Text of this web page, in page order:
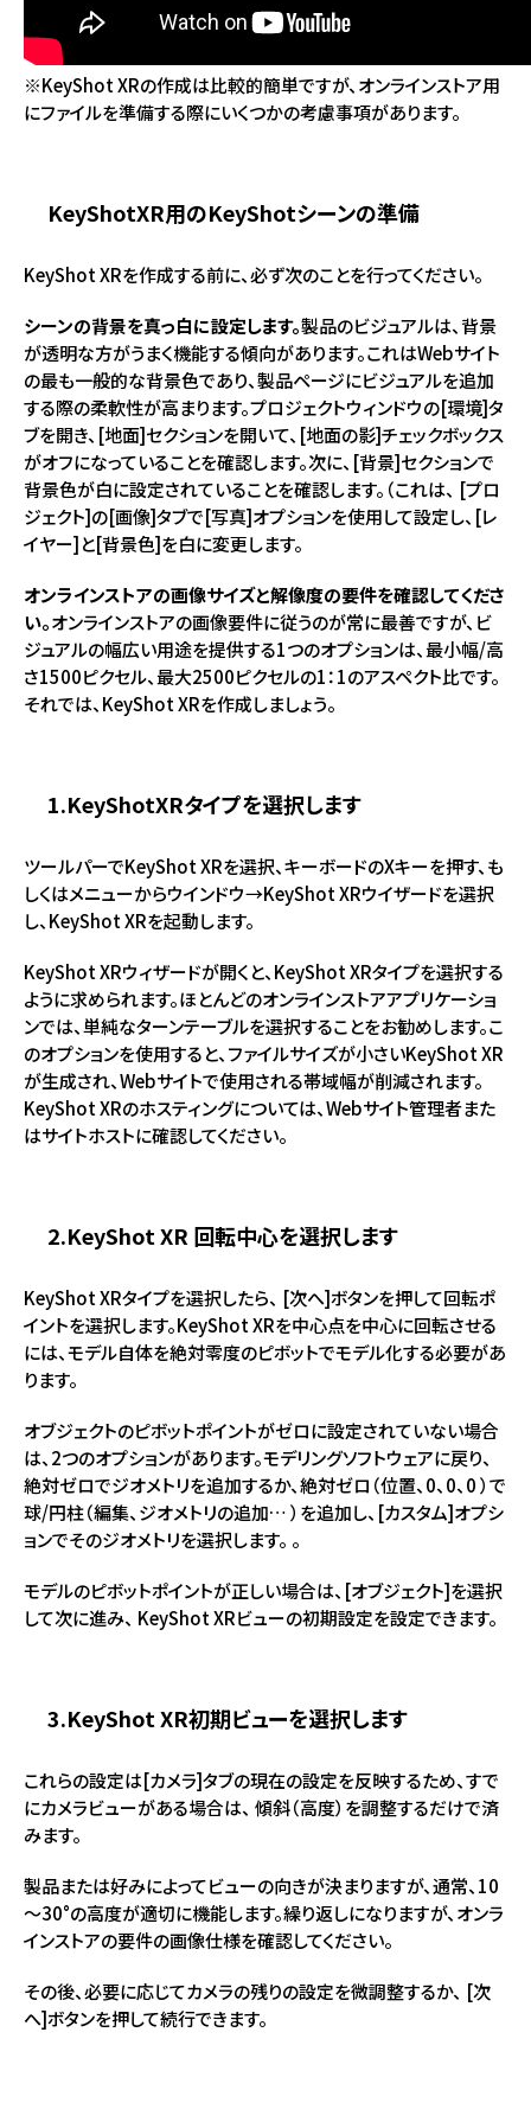
※KeyShot XRの作成は比較的簡単ですが、オンラインストア用
にファイルを準備する際にいくつかの考慮事項があります。
KeyShotXR用のKeyShotシーンの準備
KeyShot XRを作成する前に、必ず次のことを行ってください。
シーンの背景を真っ白に設定します。製品のビジュアルは、背景
が透明な方がうまく機能する傾向があります。これはWebサイト
の最も一般的な背景色であり、製品ページにビジュアルを追加
する際の柔軟性が高まります。プロジェクトウィンドウの[環境]タ
ブを開き、[地面]セクションを開いて、[地面の影]チェックボックス
がオフになっていることを確認します。次に、[背景]セクションで
背景色が白に設定されていることを確認します。（これは、 [プロ
ジェクト]の[画像]タブで[写真]オプションを使用して設定し、[レ
イヤー]と[背景色]を白に変更します。
オンラインストアの画像サイズと解像度の要件を確認してくださ
い。オンラインストアの画像要件に従うのが常に最善ですが、ビ
ジュアルの幅広い用途を提供する1つのオプションは、最小幅/高
さ1500ピクセル、最大2500ピクセルの1：1のアスペクト比です。
それでは、KeyShot XRを作成しましょう。
1.KeyShotXRタイプを選択します
ツールパーでKeyShot XRを選択、キーボードのXキーを押す、も
しくはメニューからウインドウ→KeyShot XRウイザードを選択
し、KeyShot XRを起動します。
KeyShot XRウィザードが開くと、KeyShot XRタイプを選択する
ように求められます。ほとんどのオンラインストアアプリケーショ
ンでは、単純なターンテーブルを選択することをお勧めします。こ
のオプションを使用すると、ファイルサイズが小さいKeyShot XR
が生成され、Webサイトで使用される帯域幅が削減されます。
KeyShot XRのホスティングについては、Webサイト管理者また
はサイトホストに確認してください。
2.KeyShot XR 回転中心を選択します
KeyShot XRタイプを選択したら、 [次へ]ボタンを押して回転ポ
イントを選択します。KeyShot XRを中心点を中心に回転させる
には、モデル自体を絶対零度のピボットでモデル化する必要があ
ります。
オブジェクトのピボットポイントがゼロに設定されていない場合
は、2つのオプションがあります。モデリングソフトウェアに戻り、
絶対ゼロでジオメトリを追加するか、絶対ゼロ（位置、0、0、0 ）で
球/円柱（編集、ジオメトリの追加… ）を追加し、[カスタム]オプシ
ョンでそのジオメトリを選択します。 。
モデルのピボットポイントが正しい場合は、[オブジェクト]を選択
して次に進み、 KeyShot XRビューの初期設定を設定できます。
3.KeyShot XR初期ビューを選択します
これらの設定は[カメラ]タブの現在の設定を反映するため、すで
にカメラビューがある場合は、 傾斜（高度）を調整するだけで済
みます。
製品または好みによってビューの向きが決まりますが、通常、10
～30°の高度が適切に機能します。繰り返しになりますが、オンラ
インストアの要件の画像仕様を確認してください。
その後、必要に応じてカメラの残りの設定を微調整するか、 [次
へ]ボタンを押して続行できます。